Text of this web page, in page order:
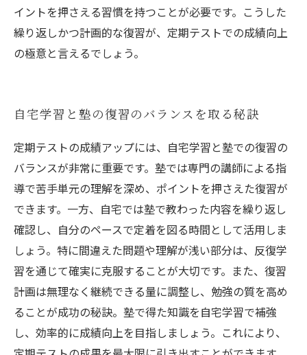
イントを押さえる習慣を持つことが必要です。こうした
繰り返しかつ計画的な復習が、定期テストでの成績向上
の極意と言えるでしょう。
自宅学習と塾の復習のバランスを取る秘訣
定期テストの成績アップには、自宅学習と塾での復習の
バランスが非常に重要です。塾では専門の講師による指
導で苦手単元の理解を深め、ポイントを押さえた復習が
できます。一方、自宅では塾で教わった内容を繰り返し
確認し、自分のペースで定着を図る時間として活用しま
しょう。特に間違えた問題や理解が浅い部分は、反復学
習を通じて確実に克服することが大切です。また、復習
計画は無理なく継続できる量に調整し、勉強の質を高め
ることが成功の秘訣。塾で得た知識を自宅学習で補強
し、効率的に成績向上を目指しましょう。これにより、